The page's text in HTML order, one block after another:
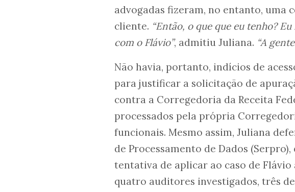
advogadas fizeram, no entanto, uma
cliente. “Então, o que que eu tenho?
com o Flávio”, admitiu Juliana. “A
Não havia, portanto, indícios de
para justificar a solicitação de
contra a Corregedoria da Receita
processados pela própria
funcionais. Mesmo assim, Juliana
de Processamento de Dados
tentativa de aplicar ao caso de
quatro auditores investigados, três